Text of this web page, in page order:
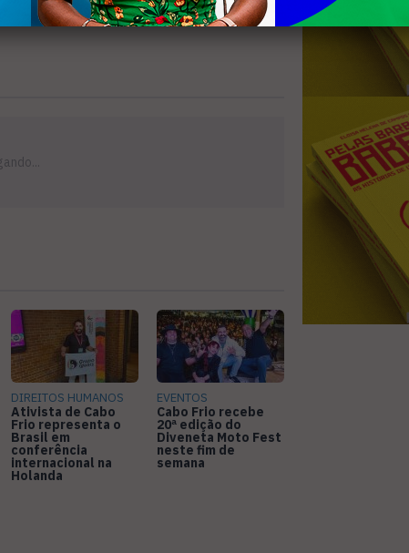
DIREITOS HUMANOS
Ativista de Cabo
Frio representa o
Brasil em
conferência
internacional na
Holanda
EVENTOS
Cabo Frio recebe
20ª edição do
Diveneta Moto Fest
neste fim de
semana